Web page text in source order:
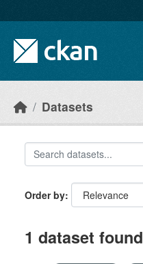
Datasets
Order by
1 dataset found